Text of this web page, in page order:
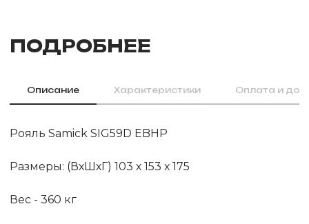
ПОДРОБНЕЕ
Описание Характеристики Оплата и
Рояль Samick SIG59D EBHP
Размеры: (ВхШхГ) 103 х 153 х 175
Вес - 360 кг